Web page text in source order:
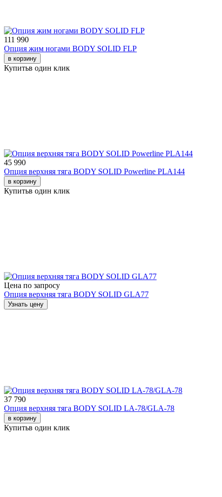
111 990
Опция жим ногами BODY SOLID FLP
в корзину
Купитьв один клик
45 990
Опция верхняя тяга BODY SOLID Powerline PLA144
в корзину
Купитьв один клик
Цена по запросу
Опция верхняя тяга BODY SOLID GLA77
Узнать цену
37 790
Опция верхняя тяга BODY SOLID LA-78/GLA-78
в корзину
Купитьв один клик